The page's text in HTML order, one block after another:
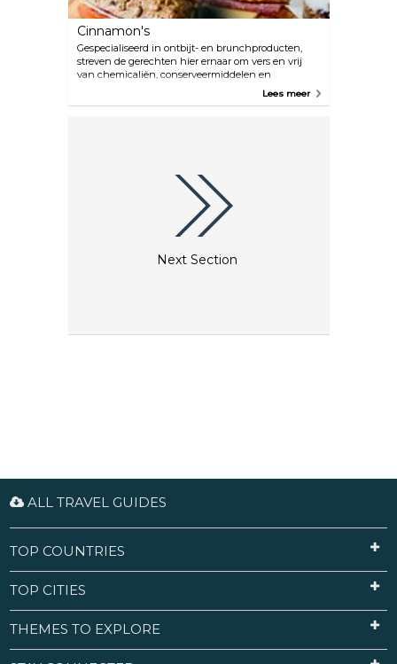
Cinnamon's
Gespecialiseerd in ontbijt- en brunchproducten,
streven de gerechten hier ernaar om vers en vrij
van chemicaliën, conserveermiddelen en
additieven te zijn, waardoor gezonde enLees meer
Next Section
ALL TRAVEL GUIDES
TOP COUNTRIES
TOP CITIES
THEMES TO EXPLORE